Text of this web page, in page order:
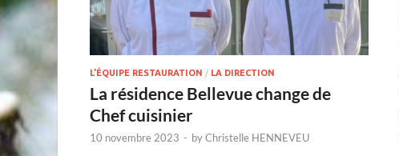
L'ÉQUIPE RESTAURATION / LA DIRECTION
La résidence Bellevue change de
Chef cuisinier
10 novembre 2023 - byChristelle HENNEVEU